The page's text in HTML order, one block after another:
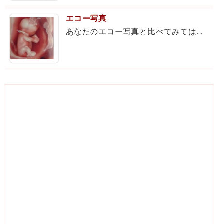
エコー写真
あなたのエコー写真と比べてみては...